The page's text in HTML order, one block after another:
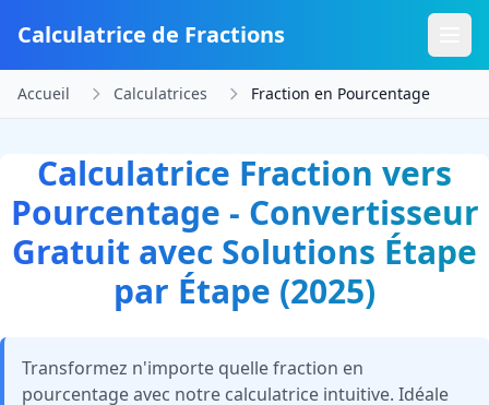
Calculatrice de Fractions
Accueil Calculatrices Fraction en Pourcentage
Calculatrice Fraction vers
Pourcentage - Convertisseur
Gratuit avec Solutions Étape
par Étape (2025)
Transformez n'importe quelle fraction en
pourcentage avec notre calculatrice intuitive. Idéale